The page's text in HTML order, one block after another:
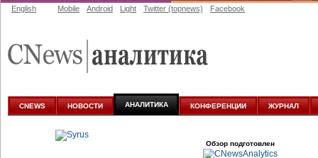
аналитике
English Mobile Android Light Twitter (topnews) Facebook
CNEWS НОВОСТИ АНАЛИТИКА КОНФЕРЕНЦИИ ЖУРНАЛ
Обзор подготовлен